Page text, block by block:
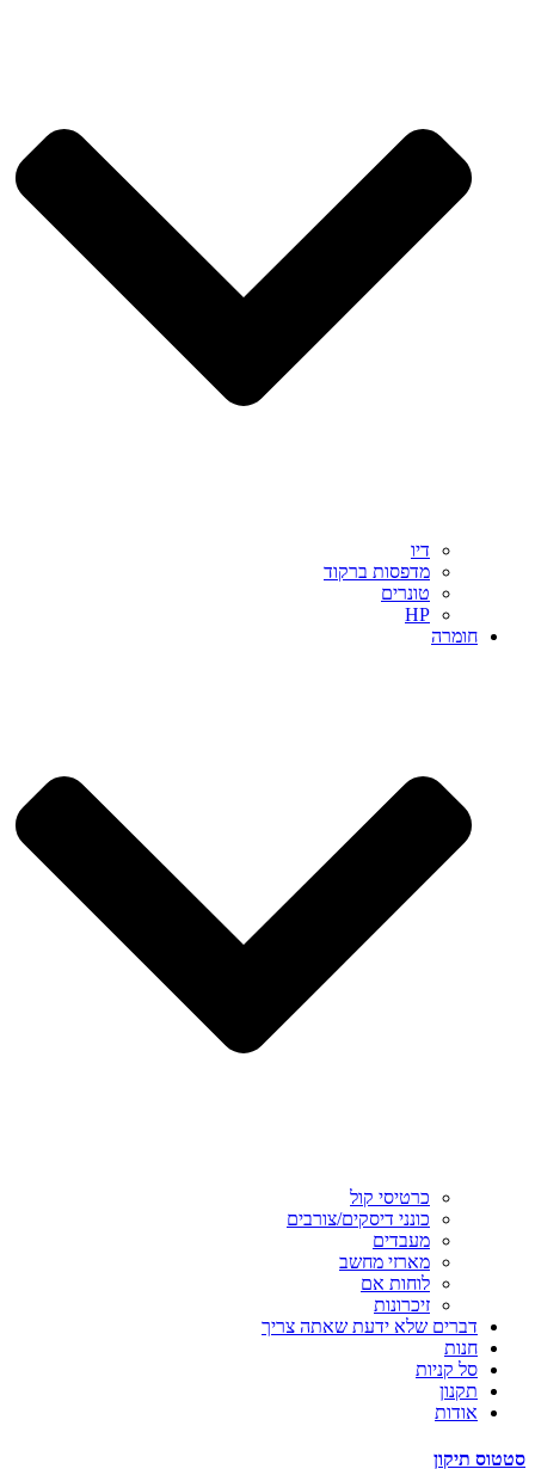
דיו
מדפסות ברקוד
טונרים
HP
חומרה
כרטיסי קול
כונני דיסקים/צורבים
מעבדים
מארזי מחשב
לוחות אם
זיכרונות
דברים שלא ידעת שאתה צריך
חנות
סל קניות
תקנון
אודות
סטטוס תיקון